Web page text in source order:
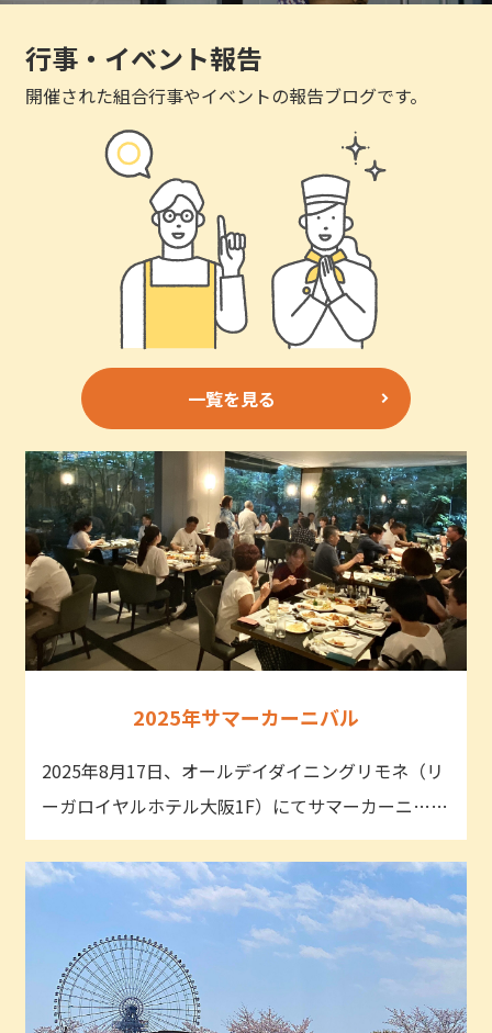
行事・イベント報告
開催された組合行事やイベントの報告ブログです。
一覧を見る
2025年サマーカーニバル
2025年8月17日、オールデイダイニングリモネ（リ
ーガロイヤルホテル大阪1F）にてサマーカーニ……